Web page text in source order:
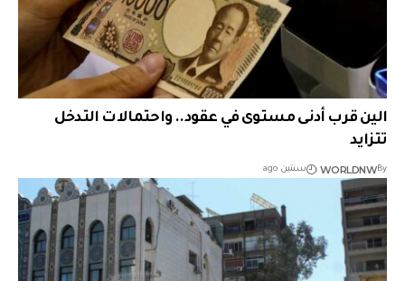
الين قرب أدنى مستوى في عقود.. واحتمالات التدخل
تتزايد
By
WORLDNW سنتين ago